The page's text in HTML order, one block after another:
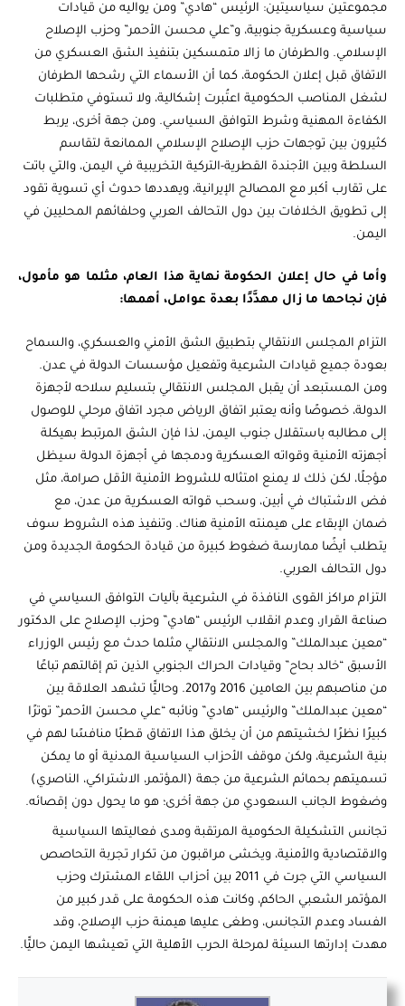
مجموعتين سياسيتين: الرئيس “هادي” ومن يواليه من قيادات
سياسية وعسكرية جنوبية، و”علي محسن الأحمر” وحزب الإصلاح
الإسلامي. والطرفان ما زالا متمسكين بتنفيذ الشق العسكري من
الاتفاق قبل إعلان الحكومة، كما أن الأسماء التي رشحها الطرفان
لشغل المناصب الحكومية اعتُبرت إشكالية، ولا تستوفي متطلبات
الكفاءة المهنية وشرط التوافق السياسي. ومن جهة أخرى، يربط
كثيرون بين توجهات حزب الإصلاح الإسلامي الممانعة لتقاسم
السلطة وبين الأجندة القطرية-التركية التخريبية في اليمن، والتي باتت
على تقارب أكبر مع المصالح الإيرانية، ويهددها حدوث أي تسوية تقود
إلى تطويق الخلافات بين دول التحالف العربي وحلفائهم المحليين في
اليمن.
وأما في حال إعلان الحكومة نهاية هذا العام، مثلما هو مأمول،
فإن نجاحها ما زال مهدَّدًا بعدة عوامل، أهمها:
التزام المجلس الانتقالي بتطبيق الشق الأمني والعسكري، والسماح
بعودة جميع قيادات الشرعية وتفعيل مؤسسات الدولة في عدن.
ومن المستبعد أن يقبل المجلس الانتقالي بتسليم سلاحه لأجهزة
الدولة، خصوصًا وأنه يعتبر اتفاق الرياض مجرد اتفاق مرحلي للوصول
إلى مطالبه باستقلال جنوب اليمن، لذا فإن الشق المرتبط بهيكلة
أجهزته الأمنية وقواته العسكرية ودمجها في أجهزة الدولة سيظل
مؤجلًا، لكن ذلك لا يمنع امتثاله للشروط الأمنية الأقل صرامة، مثل
فض الاشتباك في أبين، وسحب قواته العسكرية من عدن، مع
ضمان الإبقاء على هيمنته الأمنية هناك. وتنفيذ هذه الشروط سوف
يتطلب أيضًا ممارسة ضغوط كبيرة من قيادة الحكومة الجديدة ومن
دول التحالف العربي.
التزام مراكز القوى النافذة في الشرعية بآليات التوافق السياسي في
صناعة القرار، وعدم انقلاب الرئيس “هادي” وحزب الإصلاح على الدكتور
“معين عبدالملك” والمجلس الانتقالي مثلما حدث مع رئيس الوزراء
الأسبق “خالد بحاح” وقيادات الحراك الجنوبي الذين تم إقالتهم تباعًا
من مناصبهم بين العامين 2016 و2017. وحاليًّا تشهد العلاقة بين
“معين عبدالملك” والرئيس “هادي” ونائبه “علي محسن الأحمر” توترًا
كبيرًا نظرًا لخشيتهم من أن يخلق هذا الاتفاق قطبًا منافسًا لهم في
بنية الشرعية، ولكن موقف الأحزاب السياسية المدنية أو ما يمكن
تسميتهم بحمائم الشرعية من جهة (المؤتمر، الاشتراكي، الناصري)
وضغوط الجانب السعودي من جهة أخرى؛ هو ما يحول دون إقصائه.
تجانس التشكيلة الحكومية المرتقبة ومدى فعاليتها السياسية
والاقتصادية والأمنية، ويخشى مراقبون من تكرار تجربة التحاصص
السياسي التي جرت في 2011 بين أحزاب اللقاء المشترك وحزب
المؤتمر الشعبي الحاكم، وكانت هذه الحكومة على قدر كبير من
الفساد وعدم التجانس، وطغى عليها هيمنة حزب الإصلاح، وقد
مهدت إدارتها السيئة لمرحلة الحرب الأهلية التي تعيشها اليمن حاليًّا.